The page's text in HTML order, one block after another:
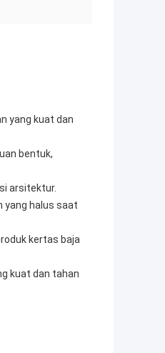
yang kuat dan
bentuk,
arsitektur.
yang halus saat
kertas baja
kuat dan tahan